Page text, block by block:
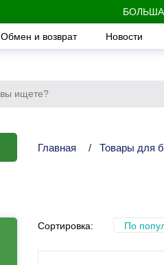
Обмен и возврат Новости
Главная / Товары для
Сортировка: По